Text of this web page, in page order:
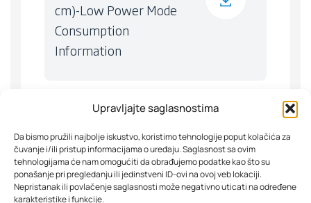
Upravljajte saglasnostima
Da bismo pružili najbolje iskustvo, koristimo tehnologije poput kolačića za
čuvanje i/ili pristup informacijama o uređaju. Saglasnost sa ovim
tehnologijama će nam omogućiti da obrađujemo podatke kao što su
ponašanje pri pregledanju ili jedinstveni ID-ovi na ovoj veb lokaciji.
Nepristanak ili povlačenje saglasnosti može negativno uticati na određene
karakteristike i funkcije.
cm)-Low Power Mode
Consumption
Information
Slični proizvodi